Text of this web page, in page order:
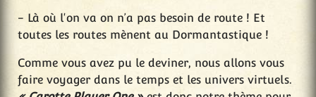
- Là où l'on va on n’a pas besoin de route ! Et
toutes les routes mènent au Dormantastique !
Comme vous avez pu le deviner, nous allons vous
faire voyager dans le temps et les univers virtuels.